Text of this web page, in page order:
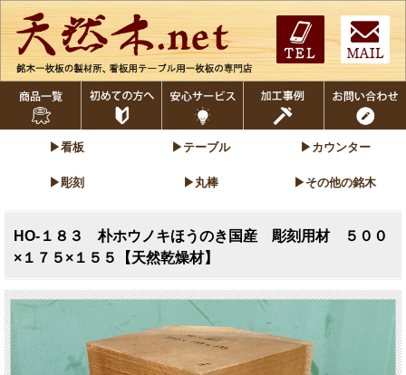
▶看板 ▶テーブル ▶カウンター
▶彫刻 ▶丸棒 ▶その他の銘木
HO-１８３ 朴ホウノキほうのき国産 彫刻用材 ５００
×１７５×１５５【天然乾燥材】